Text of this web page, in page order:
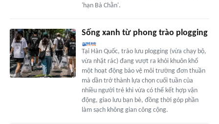
'hạn Bà Chằn'.
Sống xanh từ phong trào plogging
Tại Hàn Quốc, trào lưu plogging (vừa chạy bộ,
vừa nhặt rác) đang vượt ra khỏi khuôn khổ
một hoạt động bảo vệ môi trường đơn thuần
mà dần trở thành lựa chọn cuối tuần của
nhiều người trẻ khi vừa có thể kết hợp vận
động, giao lưu bạn bè, đồng thời góp phần
làm sạch không gian công cộng.